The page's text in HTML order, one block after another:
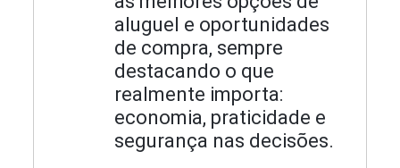
aluguel e oportunidades
de compra, sempre
destacando o que
realmente importa:
economia, praticidade e
segurança nas decisões.